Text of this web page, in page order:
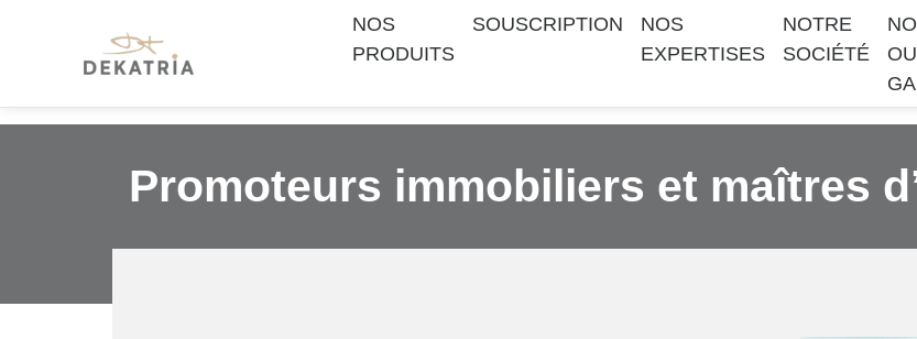
NOS
PRODUITS
SOUSCRIPTION
NOS
EXPERTISES
NOTRE
SOCIÉTÉ
Promoteurs immobiliers et maîtres